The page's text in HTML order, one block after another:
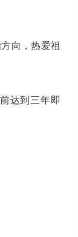
向，热爱祖
达到三年即